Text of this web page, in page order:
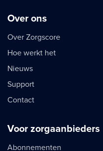
Over ons
Over Zorgscore
Hoe werkt het
Nieuws
Support
Contact
Voor zorgaanbieders
Abonnementen